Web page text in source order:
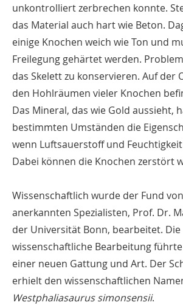
unkontrolliert zerbrechen konnte.
das Material auch hart wie Beton.
einige Knochen weich wie Ton und
Freilegung gehärtet werden.
das Skelett zu konservieren. Auf der
den Hohlräumen vieler Knochen
Das Mineral, das wie Gold aussieht,
bestimmten Umständen die
wenn Luftsauerstoff und
Dabei können die Knochen zerstört
Wissenschaftlich wurde der Fund
anerkannten Spezialisten, Prof. Dr.
der Universität Bonn, bearbeitet. Die
wissenschaftliche Bearbeitung
einer neuen Gattung und Art. Der
erhielt den wissenschaftlichen
Westphaliasaurus simonsensii.